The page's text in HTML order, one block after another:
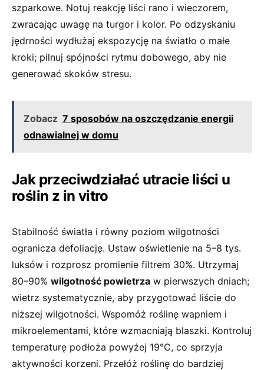
szparkowe. Notuj reakcję liści rano i wieczorem,
zwracając uwagę na turgor i kolor. Po odzyskaniu
jędrności wydłużaj ekspozycję na światło o małe
kroki; pilnuj spójności rytmu dobowego, aby nie
generować skoków stresu.
Zobacz 7 sposobów na oszczędzanie energii
odnawialnej w domu
Jak przeciwdziałać utracie liści u
roślin z in vitro
Stabilność światła i równy poziom wilgotności
ogranicza defoliację. Ustaw oświetlenie na 5–8 tys.
luksów i rozprosz promienie filtrem 30%. Utrzymaj
80–90% wilgotność powietrza w pierwszych dniach;
wietrz systematycznie, aby przygotować liście do
niższej wilgotności. Wspomóż roślinę wapniem i
mikroelementami, które wzmacniają blaszki. Kontroluj
temperaturę podłoża powyżej 19°C, co sprzyja
aktywności korzeni. Przełóż roślinę do bardziej